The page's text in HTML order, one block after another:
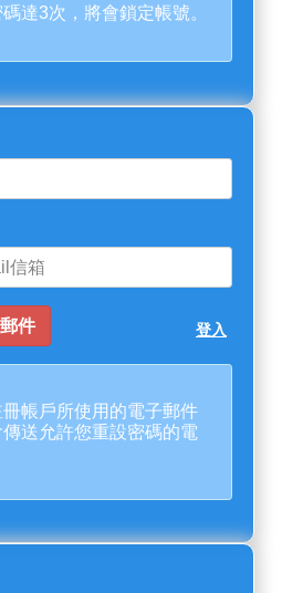
達3次，將會鎖定帳號。
登入
帳戶所使用的電子郵件
送允許您重設密碼的電